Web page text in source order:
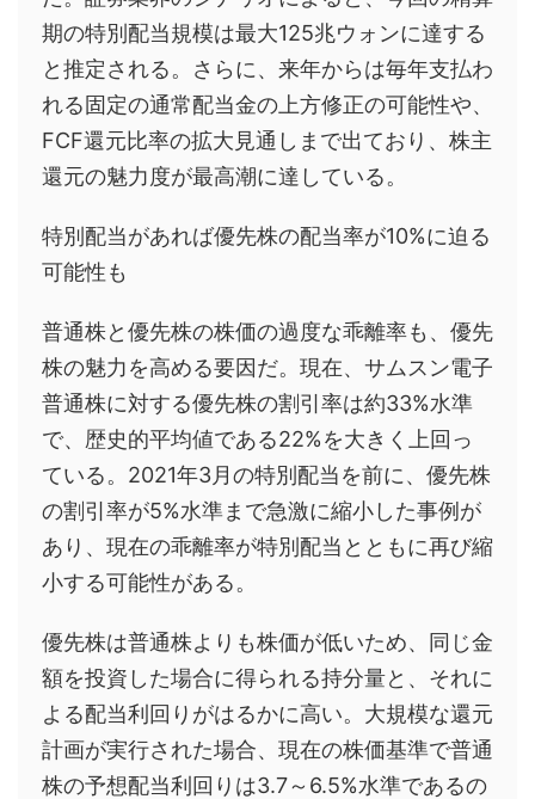
期の特別配当規模は最大125兆ウォンに達する
と推定される。さらに、来年からは毎年支払わ
れる固定の通常配当金の上方修正の可能性や、
FCF還元比率の拡大見通しまで出ており、株主
還元の魅力度が最高潮に達している。
特別配当があれば優先株の配当率が10%に迫る
可能性も
普通株と優先株の株価の過度な乖離率も、優先
株の魅力を高める要因だ。現在、サムスン電子
普通株に対する優先株の割引率は約33%水準
で、歴史的平均値である22%を大きく上回っ
ている。2021年3月の特別配当を前に、優先株
の割引率が5%水準まで急激に縮小した事例が
あり、現在の乖離率が特別配当とともに再び縮
小する可能性がある。
優先株は普通株よりも株価が低いため、同じ金
額を投資した場合に得られる持分量と、それに
よる配当利回りがはるかに高い。大規模な還元
計画が実行された場合、現在の株価基準で普通
株の予想配当利回りは3.7～6.5%水準であるの